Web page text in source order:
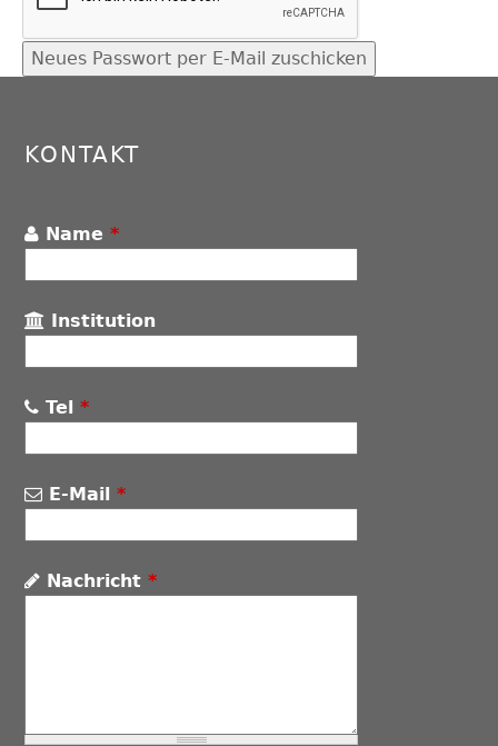
Back
to
KONTAKT
Name*
Institution
Tel*
E-Mail*
Nachricht*